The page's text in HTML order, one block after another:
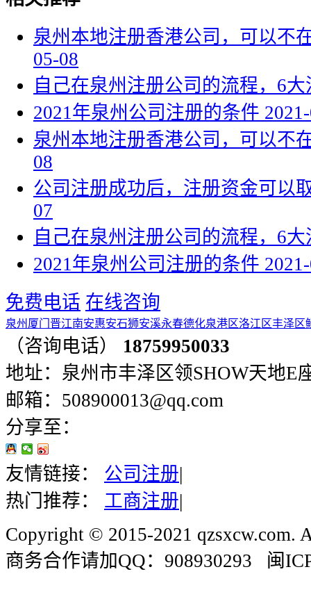
泉州本地注册香港公司，可以不
05-08
自己在泉州注册公司的流程，6
2021年泉州公司注册的条件
泉州本地注册香港公司，可以不
08
公司注册成功后，注册资金可以
07
自己在泉州注册公司的流程，6
2021年泉州公司注册的条件
免费电话 在线咨询
泉州 厦门 晋江南安惠安石狮安溪永春德化泉港区洛江区丰泽区
（咨询电话）
18759950033
地址：泉州市丰泽区领SHOW天地E
邮箱：508900013@qq.com
分享至：
友情链接： 公司注册|
热门推荐：
工商注册|
Copyright © 2015-2021 qzsxcw.com.
商务合作请加QQ：908930293 闽